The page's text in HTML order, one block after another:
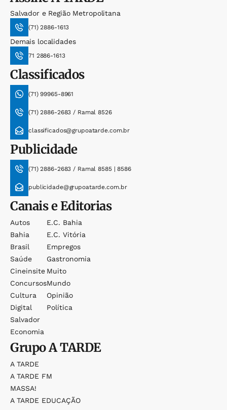
Salvador e Região Metropolitana
(71) 2886-1613
Demais localidades
71 2886-1613
Classificados
(71) 99965-8961
(71) 2886-2683 / Ramal 8526
classificados@grupoatarde.com.br
Publicidade
(71) 2886-2683 / Ramal 8585 | 8586
publicidade@grupoatarde.com.br
Canais e Editorias
Autos
Bahia
Brasil
Saúde
Cineinsite
Concursos
Cultura
Digital
Salvador
Economia
E.c. Bahia
E.c. Vitória
Empregos
Gastronomia
Muito
Mundo
Opinião
Política
GrupoA TARDE
A TARDE
A TARDE FM
MASSA!
A TARDE EDUCAÇÃO